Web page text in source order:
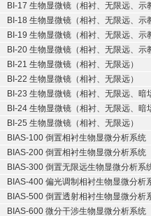
BI-17 生物显微镜（相衬、无限远、示
BI-18 生物显微镜（相衬、无限远、示
BI-19 生物显微镜（相衬、无限远、示
BI-20 生物显微镜（相衬、无限远、示
BI-21 生物显微镜（相衬、无限远）
BI-22 生物显微镜（相衬、无限远）
BI-23 生物显微镜（相衬、无限远、暗
BI-24 生物显微镜（相衬、无限远、暗
BI-25 生物显微镜（相衬、无限远）
BIAS-100 倒置相衬生物显微分析系统
BIAS-200 倒置相衬生物显微分析系统
BIAS-300 倒置无限远生物显微分析系
BIAS-400 偏光调制相衬生物显微分析
BIAS-500 倒置透射相衬生物显微分析
BIAS-600 微分干涉生物显微分析系统